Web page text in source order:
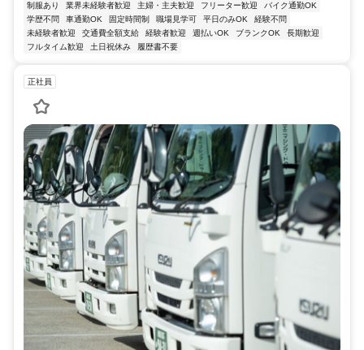
制服あり 業界未経験者歓迎 主婦・主夫歓迎 フリーター歓迎
バイク通勤OK
学歴不問
車通勤OK 固定時間制 職場見学可 平日のみOK
経験不問
未経験者歓迎
交通費全額支給 経験者歓迎 週払いOK ブランクOK
長期歓迎
フルタイム歓迎
土日祝休み 履歴書不要
正社員